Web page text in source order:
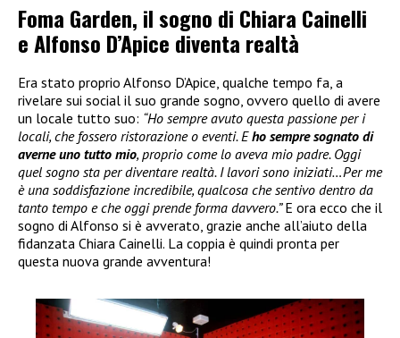
Foma Garden, il sogno di Chiara Cainelli
e Alfonso D’Apice diventa realtà
Era stato proprio Alfonso D’Apice, qualche tempo fa, a
rivelare sui social il suo grande sogno, ovvero quello di avere
un locale tutto suo: “Ho sempre avuto questa passione per i
locali, che fossero ristorazione o eventi. Eho sempre sognato di
averne uno tutto mio, proprio come lo aveva mio padre. Oggi
quel sogno sta per diventare realtà. I lavori sono iniziati…Per me
è una soddisfazione incredibile, qualcosa che sentivo dentro da
tanto tempo e che oggi prende forma davvero.”E ora ecco che il
sogno di Alfonso si è avverato, grazie anche all’aiuto della
fidanzata Chiara Cainelli. La coppia è quindi pronta per
questa nuova grande avventura!